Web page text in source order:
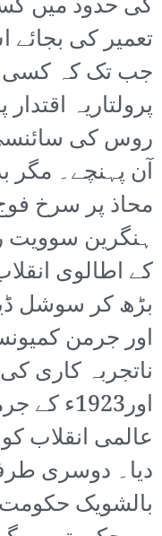
تعمیر کی
جب تک کہ کسی
پرولتاریہ
روس کی سائنسی
آن پہنچے۔
محاذ پر سرخ
کے اطالوی
بڑھ کر سوشل
اور جرمن
عالمی انقلاب
دیا۔ دوسری
بالشویک